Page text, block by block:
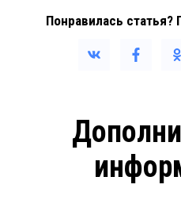
Понравилась